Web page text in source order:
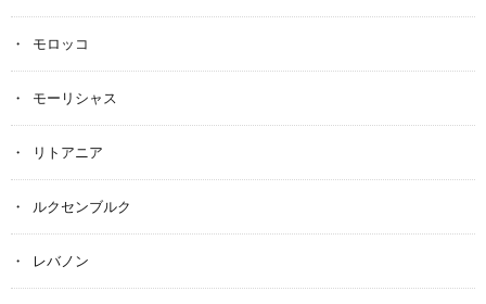
モロッコ
モーリシャス
リトアニア
ルクセンブルク
レバノン